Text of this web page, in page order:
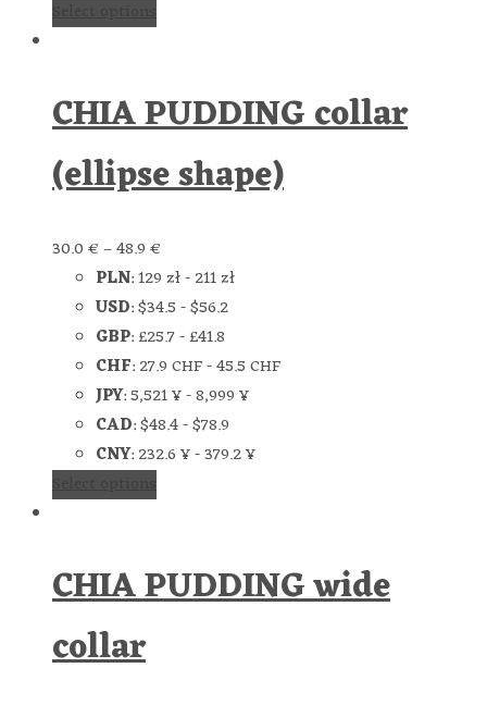
CHIA PUDDING collar
(ellipse shape)
30.0€–48.9€
PLN:129 zł-211 zł
USD:$34.5-$56.2
GBP:£25.7-£41.8
CHF:27.9 CHF-45.5 CHF
JPY:5,521 ¥-8,999 ¥
CAD:$48.4-$78.9
CNY:232.6 ¥-379.2 ¥
CHIA PUDDING wide
collar